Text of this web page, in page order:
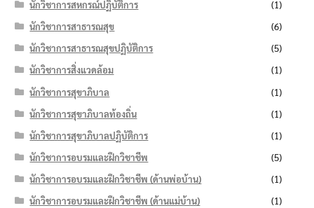
นักวิชาการสหกรณ์ปฏิบัติการ
(1)
นักวิชาการสาธารณสุข
(6)
นักวิชาการสาธารณสุขปฏิบัติการ
(5)
นักวิชาการสิ่งแวดล้อม
(1)
นักวิชาการสุขาภิบาล
(1)
นักวิชาการสุขาภิบาลท้องถิ่น
(1)
นักวิชาการสุขาภิบาลปฏิบัติการ
(1)
นักวิชาการอบรมและฝึกวิชาชีพ
(5)
นักวิชาการอบรมและฝึกวิชาชีพ (ด้านพ่อบ้าน)
(1)
นักวิชาการอบรมและฝึกวิชาชีพ (ด้านแม่บ้าน)
(1)